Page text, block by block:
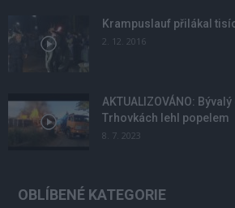
Krampuslauf přilákal
2. 12. 2016
AKTUALIZOVÁNO:
Trhovkách lehl popelem
8. 7. 2023
OBLÍBENÉ KATEGORIE